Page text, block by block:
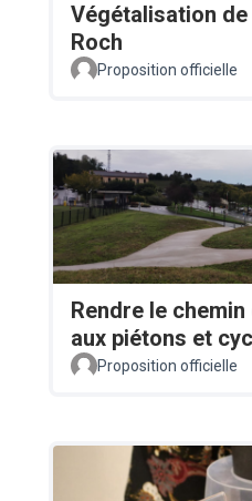
Végétalisation
Roch
Proposition officielle
Rendre le
aux piétons et
Proposition officielle